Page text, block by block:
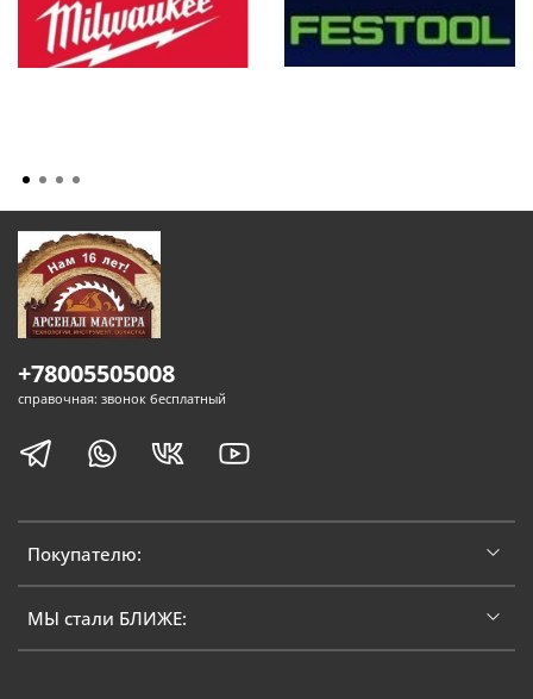
Покупателю:
МЫ стали БЛИЖЕ:
+78005505008
справочная: звонок бесплатный